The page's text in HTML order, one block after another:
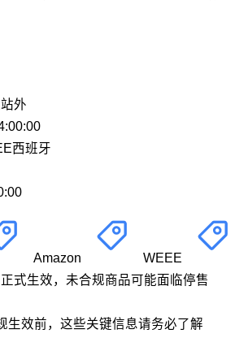
外
西班牙
Amazon
WEEE
式生效，未合规商品可能面临停售
生效前，这些关键信息请务必了解